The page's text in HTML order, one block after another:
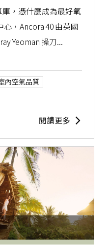
，憑什麼成為最好氧
，Ancora 40 由英國
Yeoman 操刀...
內空氣品質
閱讀更多